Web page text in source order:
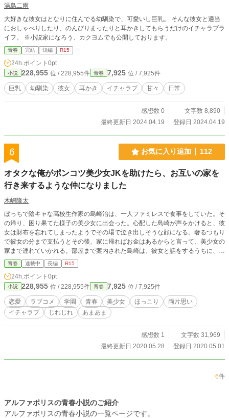
湯島二雨
大好きな彼女はとなりに住んでる幼馴染で、可愛いし巨乳。 そんな彼女と適当
におしゃべりしたり、のんびりまったりと耳かきしてもらうだけのイチャラブラ
イフ。 ※小説家になろう、カクヨムでも公開しております。
青春 完結 短編 R15
24h.ポイント 0pt
小説 228,955 位 / 228,955件 青春 7,925 位 / 7,925件
巨乳 幼馴染 彼女 耳かき イチャラブ 甘々 日常
感想数 0
文字数 8,890
最終更新日 2024.04.19
登録日 2024.04.19
6 お気に入り追加 112
オタクな俺がポンコツ美少女JKを助けたら、お互いの家を
行き来するような仲になりました
木嶋隆太
ぼっちで陰キャな高校生作家の島崎治は、一人ファミレスで食事をしていた。そ
の帰り、困り果てた様子の美少女に出会った。心配した島崎が声をかけると、彼
女は財布を忘れてしまったようでその場で泣き出しそうな顔になる。奢るつもり
で彼女の分まで支払うとその後、家に帰ればお金はあるからと言って、美少女の
家まで連れていかれる。部屋まで案内された島崎は、彼女と話をするうちに、気
づけばデートすることになり――優れた才能を持ちながらも、恋愛に関してポン
コツな二人は周囲をやきもちさせながら少しずつ距離を縮めていく。
青春 連載中 長編 R15
24h.ポイント 0pt
小説 228,955 位 / 228,955件 青春 7,925 位 / 7,925件
恋愛 ラブコメ 学園 青春 美少女 ほっこり
両片思い
イチャラブ
じれじれ あまあま
感想数 1
文字数 31,969
最終更新日 2020.05.28
登録日 2020.05.01
6件
アルファポリスの青春小説のご紹介
アルファポリスの青春小説の一覧ページです。